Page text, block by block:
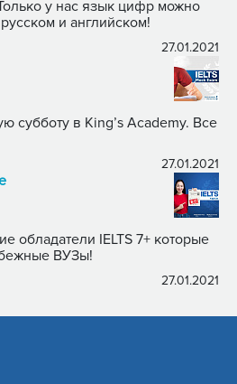
у нас язык цифр можно
и английском!
27.01.2021
субботу в King’s Academy. Все
27.01.2021
IELTS 7+ которые
ВУЗы!
27.01.2021